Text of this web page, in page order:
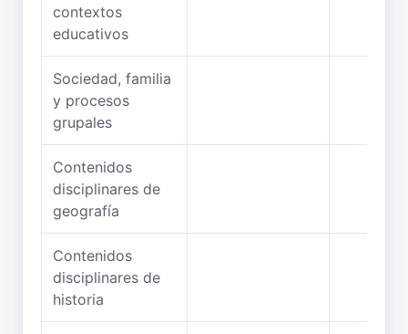
contextos
educativos
Sociedad, familia
y procesos
grupales
Contenidos
disciplinares de
geografía
Contenidos
disciplinares de
historia